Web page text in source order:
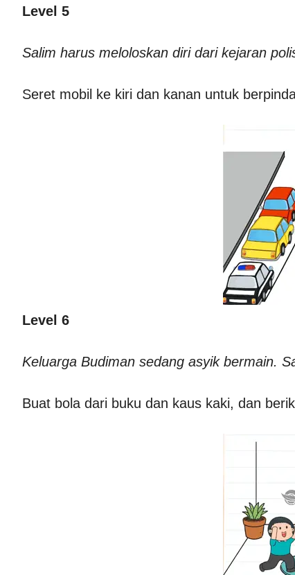
Level 5
Salim harus meloloskan diri dari kejaran
Seret mobil ke kiri dan kanan untuk
Level 6
Keluarga Budiman sedang asyik bermain.
Buat bola dari buku dan kaus kaki, dan